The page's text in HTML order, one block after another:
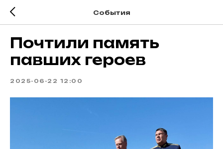
События
Почтили память
павших героев
2025-06-22 12:00